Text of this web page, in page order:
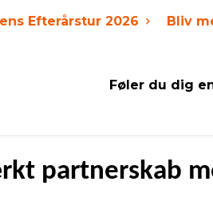
Efterårstur 2026 Bliv
Føler du dig
partnerskab